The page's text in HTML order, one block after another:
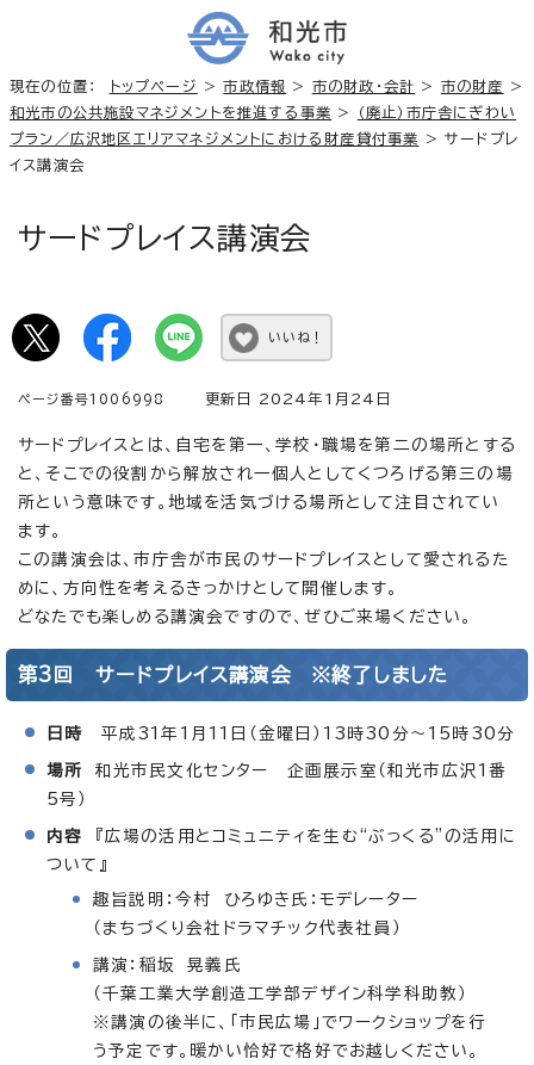
現在の位置： トップページ >市政情報 > 市の財政・会計 > 市の財産
>
和光市の公共施設マネジメントを推進する事業 >
（廃止）市庁舎にぎわい
プラン／広沢地区エリアマネジメントにおける財産貸付事業
> サードプレ
イス講演会
サードプレイス講演会
いいね！
ページ番号1006998 更新日 2024年1月24日
サードプレイスとは、自宅を第一、学校・職場を第二の場所とする
と、そこでの役割から解放され一個人としてくつろげる第三の場
所という意味です。地域を活気づける場所として注目されてい
ます。
この講演会は、市庁舎が市民のサードプレイスとして愛されるた
めに、方向性を考えるきっかけとして開催します。
どなたでも楽しめる講演会ですので、ぜひご来場ください。
第3回 サードプレイス講演会 ※終了しました
日時 平成31年1月11日（金曜日）13時30分～15時30分
場所
和光市民文化センター 企画展示室（和光市広沢1番
5号）
内容
『広場の活用とコミュニティを生む“ぶっくる”の活用に
ついて』
趣旨説明：今村 ひろゆき氏：モデレーター
（まちづくり会社ドラマチック代表社員）
講演：稲坂 晃義氏
（千葉工業大学創造工学部デザイン科学科助教）
※講演の後半に、「市民広場」でワークショップを行
う予定です。暖かい恰好で格好でお越しください。